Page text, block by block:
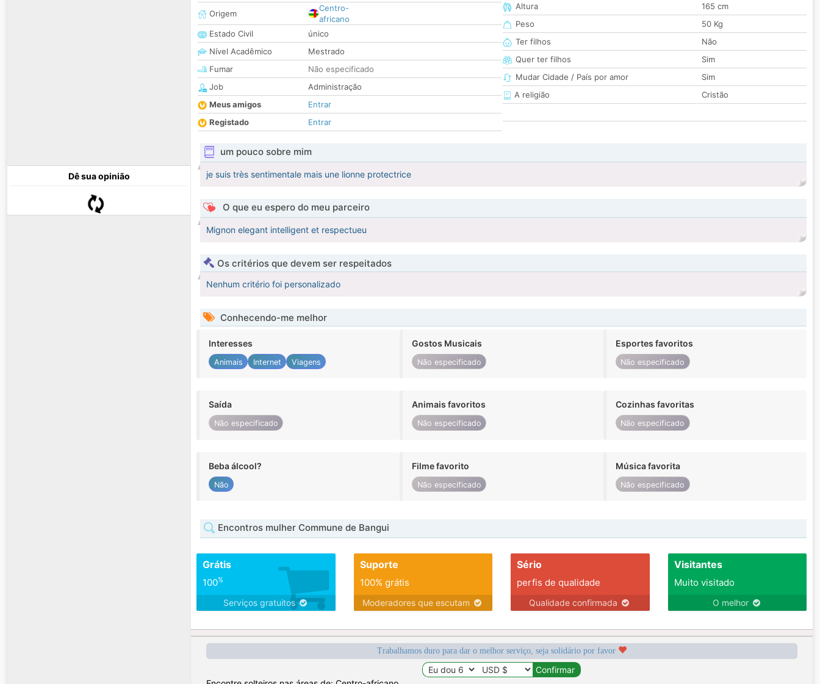
Dê sua opinião
Origem
Centro-
africano
Estado Civil
único
Nível Acadêmico
Mestrado
Fumar
Não especificado
Job
Administração
Meus amigos
Entrar
Registado
Entrar
Altura
165 cm
Peso
50 Kg
Ter filhos
Não
Quer ter filhos
Sim
Mudar Cidade / País por amor
Sim
A religião
Cristão
um pouco sobre mim
je suis très sentimentale mais une lionne protectrice
O que eu espero do meu parceiro
Mignon elegant intelligent et respectueu
Os critérios que devem ser respeitados
Nenhum critério foi personalizado
Conhecendo-me melhor
Interesses
Animais Internet Viagens
Gostos Musicais
Não especificado
Esportes favoritos
Não especificado
Saída
Não especificado
Animais favoritos
Não especificado
Cozinhas favoritas
Não especificado
Beba álcool?
Não
Filme favorito
Não especificado
Música favorita
Não especificado
Encontros mulher Commune de Bangui
Grátis
100%
Serviços gratuitos
Suporte
100% grátis
Moderadores que escutam
Sério
perfis de qualidade
Qualidade confirmada
Visitantes
Muito visitado
O melhor
Trabalhamos duro para dar o melhor serviço, seja solidário por favor